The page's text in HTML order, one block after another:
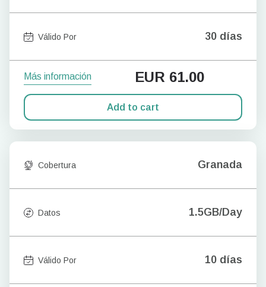
Válido Por 30 días
Más información EUR 61.00
Add to cart
Cobertura Granada
Datos 1.5GB/Day
Válido Por 10 días